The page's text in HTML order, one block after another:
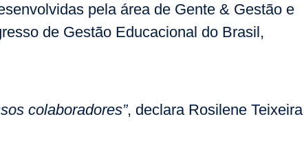
pela área de Gente & Gestão e
de Gestão Educacional do Brasil,
colaboradores”, declara Rosilene Teixeira